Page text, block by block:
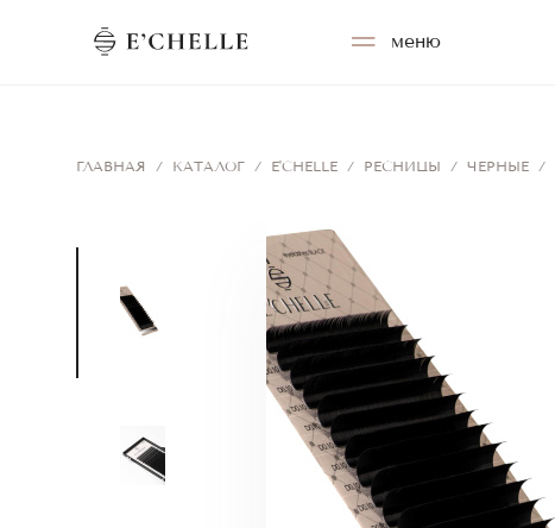
меню
ГЛАВНАЯ / КАТАЛОГ / E'CHELLE / РЕСНИЦЫ / ЧЕРНЫЕ /